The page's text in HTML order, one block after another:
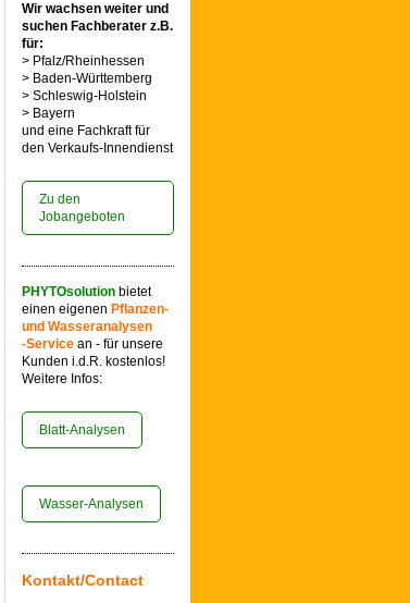
Wir wachsen weiter und
suchen Fachberater z.B.
für:
> Pfalz/Rheinhessen
> Baden-Württemberg
> Schleswig-Holstein
> Bayern
und eine Fachkraft für
den Verkaufs-Innendienst
Zu den
Jobangeboten
PHYTOsolution bietet
einen eigenen Pflanzen-
und Wasseranalysen
-Service an - für unsere
Kunden i.d.R. kostenlos!
Weitere Infos:
Blatt-Analysen
Wasser-Analysen
Kontakt/Contact